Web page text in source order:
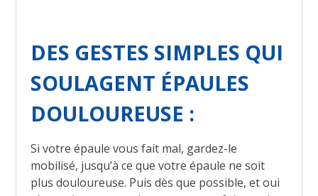
DES GESTES SIMPLES QUI
SOULAGENT ÉPAULES
DOULOUREUSE :
Si votre épaule vous fait mal, gardez-le
mobilisé, jusqu’à ce que votre épaule ne soit
plus douloureuse. Puis dès que possible, et oui